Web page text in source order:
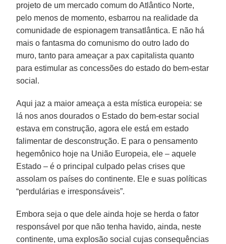
projeto de um mercado comum do Atlântico Norte,
pelo menos de momento, esbarrou na realidade da
comunidade de espionagem transatlântica. E não há
mais o fantasma do comunismo do outro lado do
muro, tanto para ameaçar a pax capitalista quanto
para estimular as concessões do estado do bem-estar
social.
Aqui jaz a maior ameaça a esta mística europeia: se
lá nos anos dourados o Estado do bem-estar social
estava em construção, agora ele está em estado
falimentar de desconstrução. E para o pensamento
hegemônico hoje na União Europeia, ele – aquele
Estado – é o principal culpado pelas crises que
assolam os países do continente. Ele e suas políticas
“perdulárias e irresponsáveis”.
Embora seja o que dele ainda hoje se herda o fator
responsável por que não tenha havido, ainda, neste
continente, uma explosão social cujas consequências